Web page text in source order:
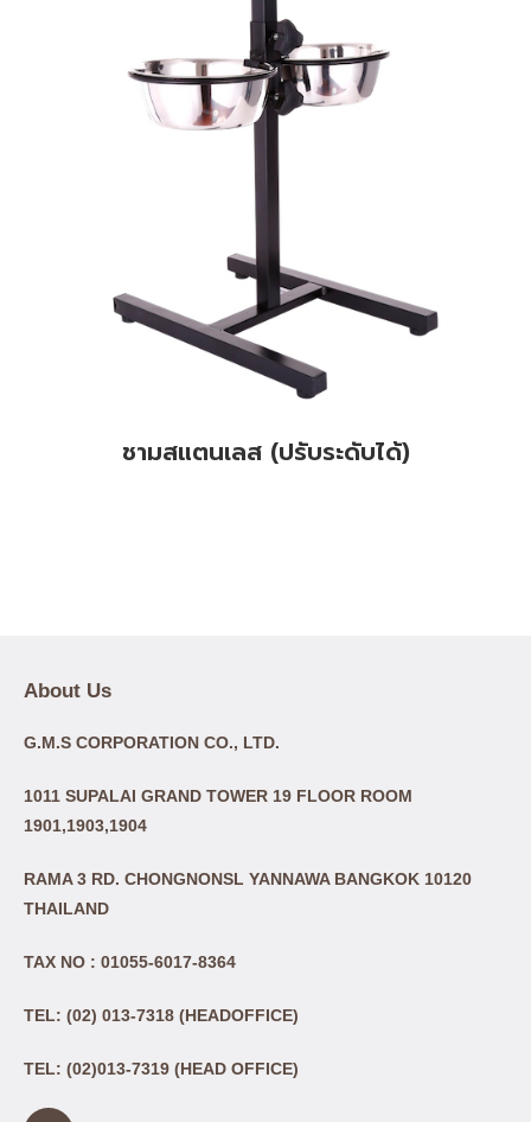
ชามสแตนเลส (ปรับระดับได้)
About Us
G.M.S CORPORATION CO., LTD.
1011 SUPALAI GRAND TOWER 19 FLOOR ROOM
1901,1903,1904
RAMA 3 RD. CHONGNONSL YANNAWA BANGKOK 10120
THAILAND
TAX NO : 01055-6017-8364
TEL: (02) 013-7318 (HEADOFFICE)
TEL: (02)013-7319 (HEAD OFFICE)